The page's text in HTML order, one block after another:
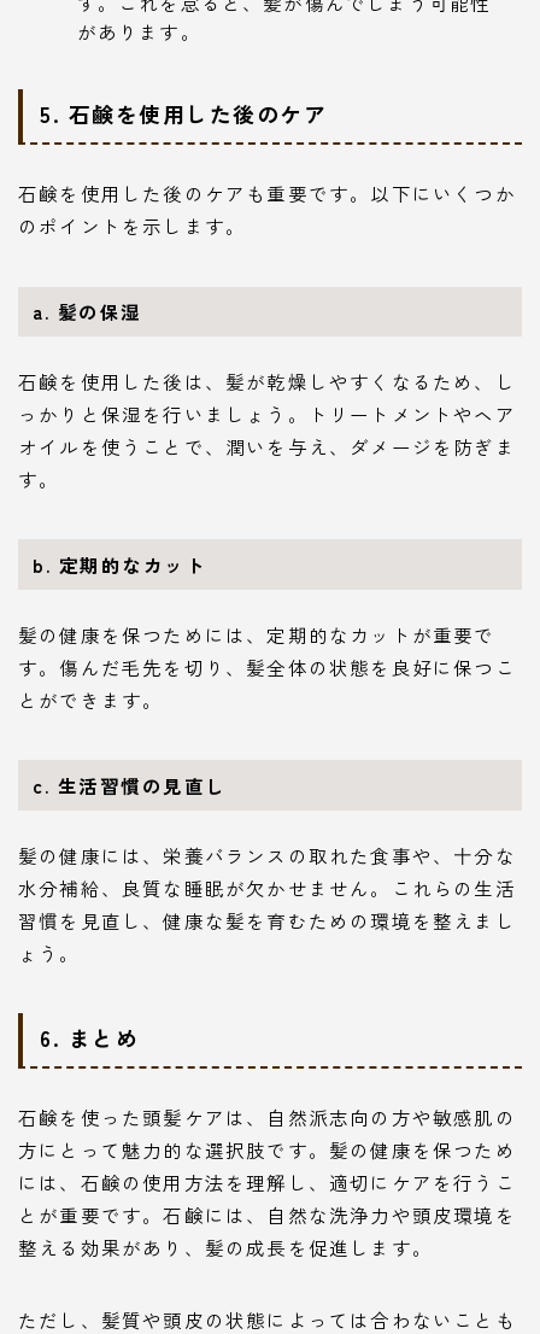
があります。
5. 石鹸を使用した後のケア
石鹸を使用した後のケアも重要です。以下にいくつか
のポイントを示します。
a. 髪の保湿
石鹸を使用した後は、髪が乾燥しやすくなるため、し
っかりと保湿を行いましょう。トリートメントやヘア
オイルを使うことで、潤いを与え、ダメージを防ぎま
す。
b. 定期的なカット
髪の健康を保つためには、定期的なカットが重要で
す。傷んだ毛先を切り、髪全体の状態を良好に保つこ
とができます。
c. 生活習慣の見直し
髪の健康には、栄養バランスの取れた食事や、十分な
水分補給、良質な睡眠が欠かせません。これらの生活
習慣を見直し、健康な髪を育むための環境を整えまし
ょう。
6. まとめ
石鹸を使った頭髪ケアは、自然派志向の方や敏感肌の
方にとって魅力的な選択肢です。髪の健康を保つため
には、石鹸の使用方法を理解し、適切にケアを行うこ
とが重要です。石鹸には、自然な洗浄力や頭皮環境を
整える効果があり、髪の成長を促進します。
ただし、髪質や頭皮の状態によっては合わないことも